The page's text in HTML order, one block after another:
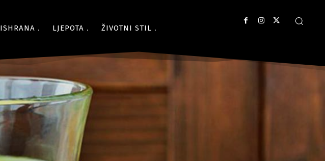
ISHRANA LJEPOTA ŽIVOTNI STIL